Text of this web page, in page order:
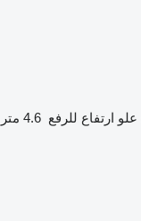
علو ارتفاع للرفع 4.6 متر